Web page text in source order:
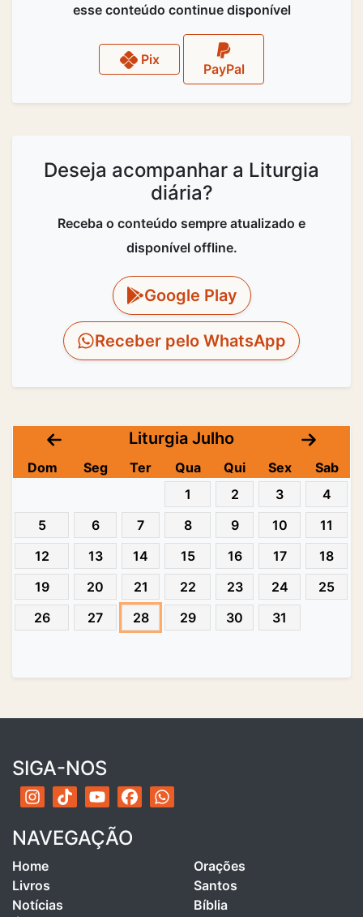
esse conteúdo continue disponível
Pix
PayPal
Deseja acompanhar a Liturgia
diária?
Receba o conteúdo sempre atualizado e
disponível offline.
Google Play
Receber pelo WhatsApp
Liturgia Julho
Dom Seg Ter Qua Qui Sex
Sab
1
2 3
4
5
6 7 8 9 10
11
12
13 14 15 16 17
18
19
20 21 22 23 24
25
26
27 28 29 30 31
SIGA-NOS
NAVEGAÇÃO
Home
Livros
Notícias
Orações
Santos
Bíblia